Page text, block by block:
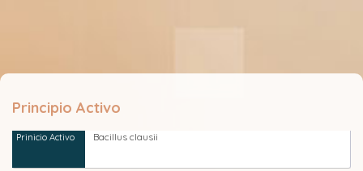
Principio Activo
Bacillus clausii